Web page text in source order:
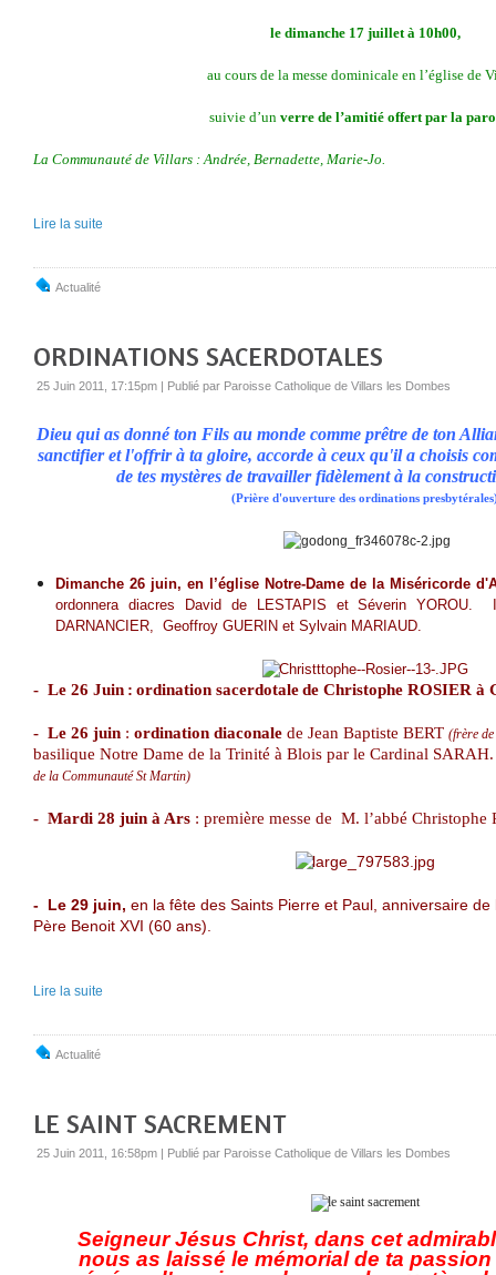
le dimanche 17 juillet à 10h00,
au cours de la messe dominicale en l’église de
suivie d’un verre de l’amitié offert par la
La Communauté de Villars : Andrée, Bernadette, Marie-Jo.
Lire la suite
Actualité
ORDINATIONS SACERDOTALES
25 Juin 2011, 17:15pm | Publié par Paroisse Catholique de Villars les Dombes
Dieu qui as donné ton Fils au monde comme prêtre de ton
sanctifier et l'offrir à ta gloire, accorde à ceux qu'il a choisis
de tes mystères de travailler fidèlement à la
(Prière d'ouverture des ordinations
Dimanche 26 juin, en l’église Notre-Dame de la Miséricorde
ordonnera diacres David de LESTAPIS et Séverin YOROU.
DARNANCIER, Geoffroy GUERIN et Sylvain MARIAUD.
- Le 26 Juin : ordination sacerdotalede Christophe ROSIER à
- Le 26 juin : ordination diaconale de Jean Baptiste BERT (frère
basilique Notre Dame de la Trinité à Blois par le Cardinal SARAH.
de la Communauté St Martin)
- Mardi 28 juin à Ars : première messe de M. l’abbé Christophe
- Le 29 juin, en la fête des Saints Pierre et Paul, anniversaire
Père Benoit XVI (60 ans).
Lire la suite
Actualité
LE SAINT SACREMENT
25 Juin 2011, 16:58pm | Publié par Paroisse Catholique de Villars les Dombes
Seigneur Jésus Christ, dans cet
nous as laissé le mémorial de ta